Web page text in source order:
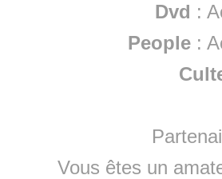
Dvd :
People :
Vous êtes un